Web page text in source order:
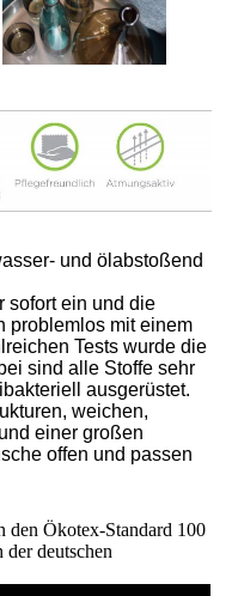
und ölabstoßend
sofort ein und die
problemlos mit einem
Tests wurde die
sind alle Stoffe sehr
ausgerüstet.
weichen,
einer großen
offen und passen
Ökotex-Standard 100
deutschen